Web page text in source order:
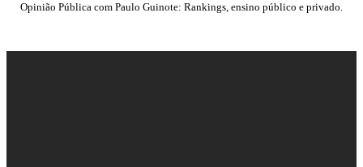
Opinião Pública com Paulo Guinote: Rankings, ensino público e privado.